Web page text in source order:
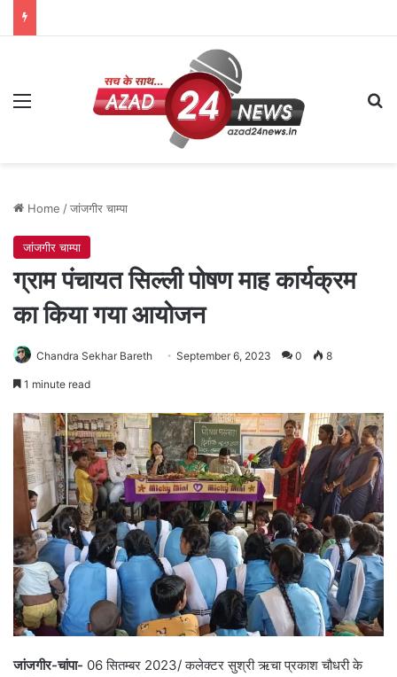
Menu
Home /जांजगीर चाम्पा
जांजगीर चाम्पा
ग्राम पंचायत सिल्ली पोषण माह कार्यक्रम
का किया गया आयोजन
Chandra Sekhar Bareth September 6, 2023 0 8
1 minute read
जांजगीर-चांपा- 06 सितम्बर 2023/ कलेक्टर सुश्री ऋचा प्रकाश चौधरी के